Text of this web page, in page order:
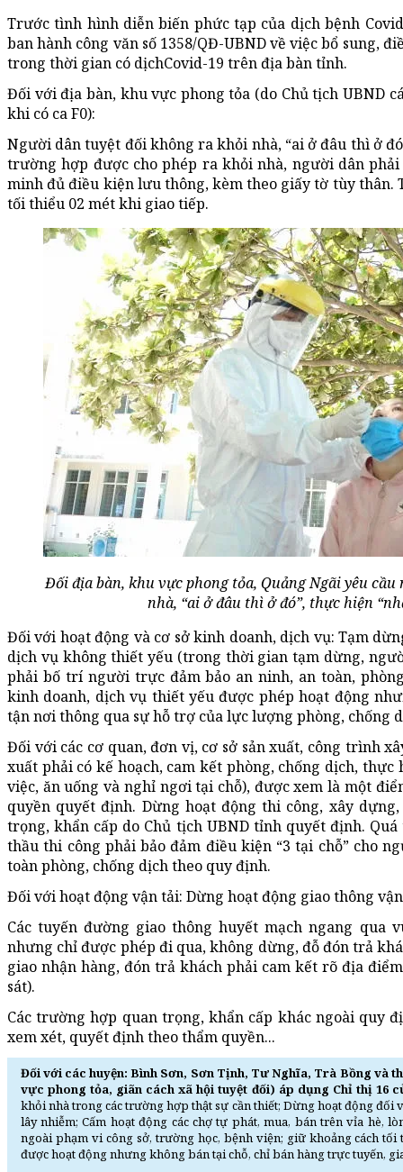
Trước tình hình diễn biến phức tạp của dịch bệnh
ban hành công văn số 1358/QĐ-UBND về việc bổ sung,
trong thời gian có dịchCovid-19 trên địa bàn tỉnh.
Đối với địa bàn, khu vực phong tỏa (do Chủ tịch UBND
khi có ca F0):
Người dân tuyệt đối không ra khỏi nhà, “ai ở đâu thì ở
trường hợp được cho phép ra khỏi nhà, người dân
minh đủ điều kiện lưu thông, kèm theo giấy tờ tùy thân.
tối thiểu 02 mét khi giao tiếp.
Đối địa bàn, khu vực phong tỏa, Quảng Ngãi yêu
nhà, “ai ở đâu thì ở đó”, thực hiện
Đối với hoạt động và cơ sở kinh doanh, dịch vụ: Tạm
dịch vụ không thiết yếu (trong thời gian tạm dừng,
phải bố trí người trực đảm bảo an ninh, an toàn,
kinh doanh, dịch vụ thiết yếu được phép hoạt động
tận nơi thông qua sự hỗ trợ của lực lượng phòng, chống
Đối với các cơ quan, đơn vị, cơ sở sản xuất, công trình
xuất phải có kế hoạch, cam kết phòng, chống dịch, thực
việc, ăn uống và nghỉ ngơi tại chỗ), được xem là một
quyền quyết định. Dừng hoạt động thi công, xây
trọng, khẩn cấp do Chủ tịch UBND tỉnh quyết định.
thầu thi công phải bảo đảm điều kiện “3 tại chỗ” cho
toàn phòng, chống dịch theo quy định.
Đối với hoạt động vận tải: Dừng hoạt động giao thông
Các tuyến đường giao thông huyết mạch ngang qua
nhưng chỉ được phép đi qua, không dừng, đỗ đón trả
giao nhận hàng, đón trả khách phải cam kết rõ địa
sát).
Các trường hợp quan trọng, khẩn cấp khác ngoài quy
xem xét, quyết định theo thẩm quyền...
Đối với các huyện: Bình Sơn, Sơn Tịnh, Tư Nghĩa, Trà Bồng và
vực phong tỏa, giãn cách xã hội tuyệt đối) áp dụng Chỉ thị 16
khỏi nhà trong các trường hợp thật sự cần thiết; Dừng hoạt động đối
lây nhiễm; Cấm hoạt động các chợ tự phát, mua, bán trên vỉa hè,
ngoài phạm vi công sở, trường học, bệnh viện; giữ khoảng cách
được hoạt động nhưng không bán tại chỗ, chỉ bán hàng trực tuyến,